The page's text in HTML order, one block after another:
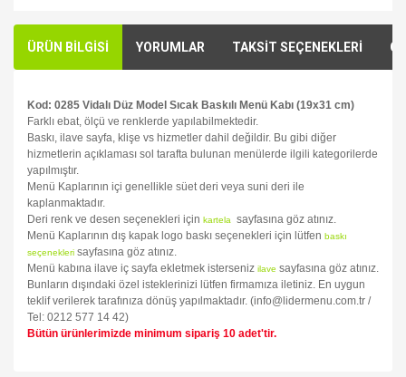
ÜRÜN BİLGİSİ YORUMLAR TAKSİT SEÇENEKLERİ
Kod: 0285 Vidalı Düz Model Sıcak Baskılı Menü Kabı (19x31 cm)
Farklı ebat, ölçü ve renklerde yapılabilmektedir.
Baskı, ilave sayfa, klişe vs hizmetler dahil değildir. Bu gibi diğer
hizmetlerin açıklaması sol tarafta bulunan menülerde ilgili kategorilerde
yapılmıştır.
Menü Kaplarının içi genellikle süet deri veya suni deri ile
kaplanmaktadır.
Deri renk ve desen seçenekleri için kartela
sayfasına göz atınız.
Menü Kaplarının dış kapak logo baskı seçenekleri için lütfen baskı
seçenekleri sayfasına göz atınız.
Menü kabına ilave iç sayfa ekletmek isterseniz ilave sayfasına göz atınız.
Bunların dışındaki özel isteklerinizi lütfen firmamıza iletiniz. En uygun
teklif verilerek tarafınıza dönüş yapılmaktadır. (info@lidermenu.com.tr /
Tel: 0212 577 14 42)
Bütün ürünlerimizde minimum sipariş 10 adet'tir.